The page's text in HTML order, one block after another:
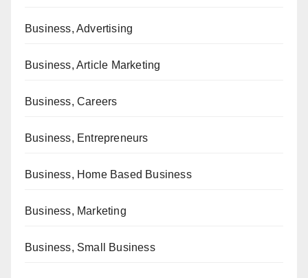
Business, Advertising
Business, Article Marketing
Business, Careers
Business, Entrepreneurs
Business, Home Based Business
Business, Marketing
Business, Small Business